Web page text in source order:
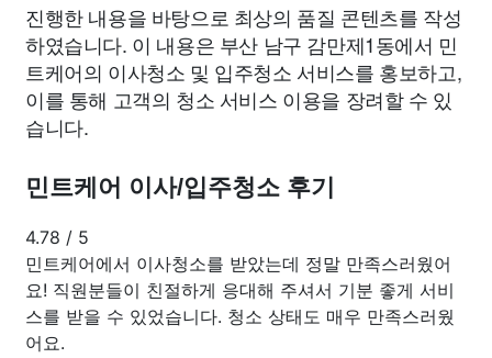
진행한 내용을 바탕으로 최상의 품질 콘텐츠를 작성
하였습니다. 이 내용은 부산 남구 감만제1동에서 민
트케어의 이사청소 및 입주청소 서비스를 홍보하고,
이를 통해 고객의 청소 서비스 이용을 장려할 수 있
습니다.
민트케어 이사/입주청소 후기
4.78 / 5
민트케어에서 이사청소를 받았는데 정말 만족스러웠어
요! 직원분들이 친절하게 응대해 주셔서 기분 좋게 서비
스를 받을 수 있었습니다. 청소 상태도 매우 만족스러웠
어요.